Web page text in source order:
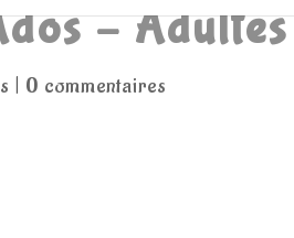
– Adultes
| 0 commentaires